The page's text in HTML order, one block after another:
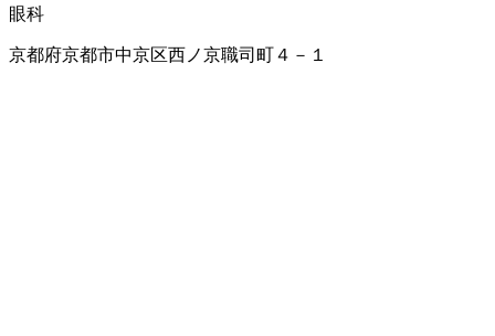
眼科
京都府京都市中京区西ノ京職司町４－１